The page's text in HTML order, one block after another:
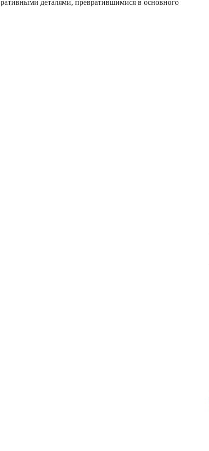
деталями, превратившимися в основного